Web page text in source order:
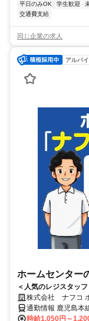
平日のみOK
学生歓迎
交通費支給
同じ企業の求人
アルバ
ホームセンター
＜人気のレジスタッ
えるナフコのレジス
株式会社 ナフコ
通勤情報 鹿児島本
時給1,050円～